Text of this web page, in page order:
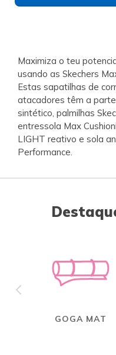
Maximiza o teu
usando as Skechers
Estas sapatilhas de
atacadores têm a
sintético, palmilhas
entressola Max
LIGHT reativo e sola
Performance.
GOGA MAT